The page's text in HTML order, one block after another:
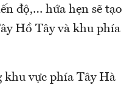
độ,… hứa hẹn sẽ tạo
Hồ Tây và khu phía
vực phía Tây Hà